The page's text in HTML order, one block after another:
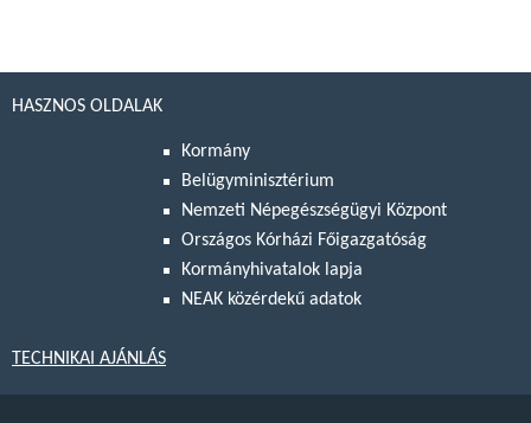
HASZNOS OLDALAK
Kormány
Belügyminisztérium
Nemzeti Népegészségügyi Központ
Országos Kórházi Főigazgatóság
Kormányhivatalok lapja
NEAK közérdekű adatok
TECHNIKAI AJÁNLÁS